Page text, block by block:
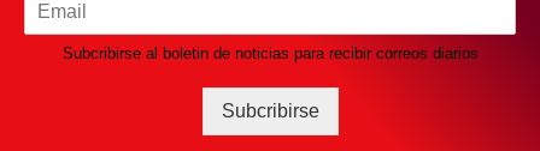
Subcribirse al boletin de noticias para recibir correos diarios
Subcribirse